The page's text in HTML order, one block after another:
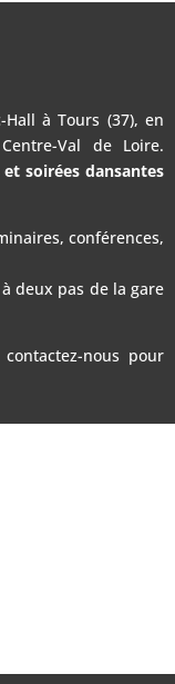
à Tours (37), en
Val de Loire.
soirées dansantes
conférences,
deux pas de la gare
nous pour